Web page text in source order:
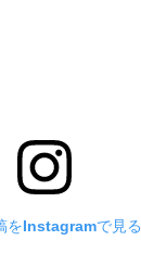
をInstagramで見る